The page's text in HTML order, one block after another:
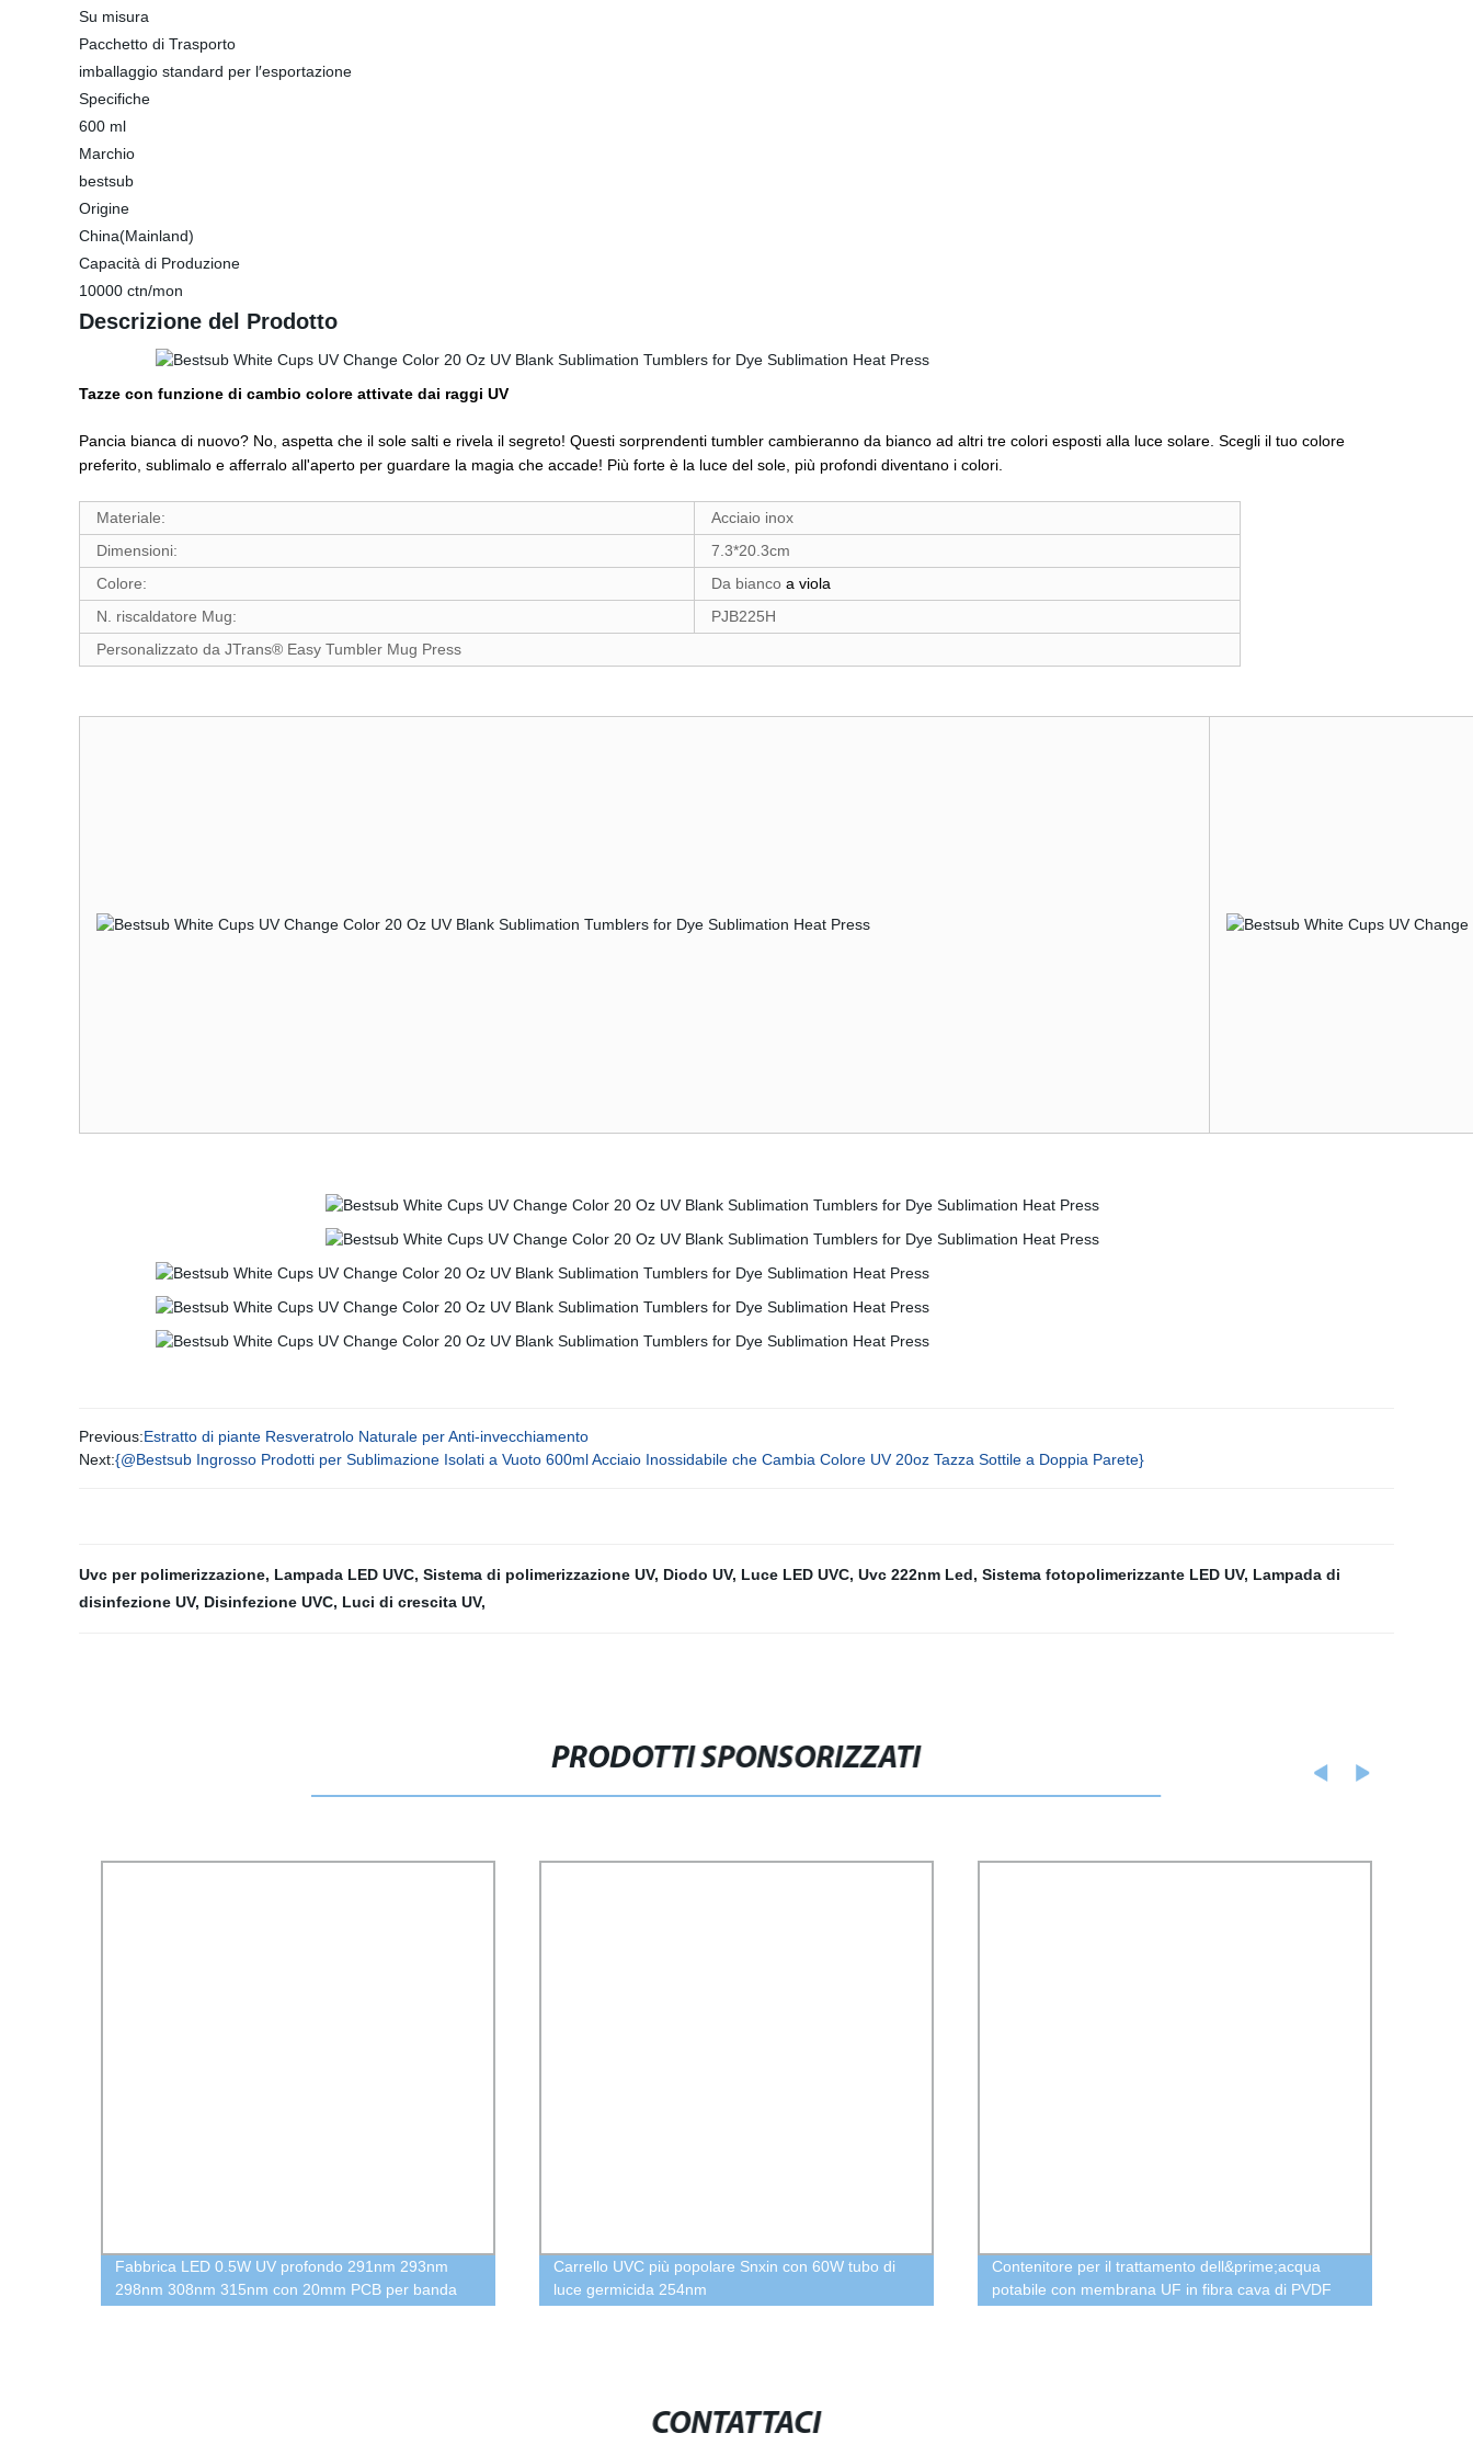
Su misura
Pacchetto di Trasporto
imballaggio standard per l′esportazione
Specifiche
600 ml
Marchio
bestsub
Origine
China(Mainland)
Capacità di Produzione
10000 ctn/mon
Descrizione del Prodotto
Tazze con funzione di cambio colore attivate dai raggi UV
Pancia bianca di nuovo? No, aspetta che il sole salti e rivela il segreto! Questi sorprendenti tumbler cambieranno da bianco ad altri tre colori esposti alla luce solare. Scegli il tuo colore
preferito, sublimalo e afferralo all'aperto per guardare la magia che accade! Più forte è la luce del sole, più profondi diventano i colori.
Materiale:
Acciaio inox
Dimensioni:
7.3*20.3cm
Colore:
Da bianco a viola
N. riscaldatore Mug:
PJB225H
Personalizzato da JTrans® Easy Tumbler Mug Press
Previous:Estratto di piante Resveratrolo Naturale per Anti-invecchiamento
Next:{@Bestsub Ingrosso Prodotti per Sublimazione Isolati a Vuoto 600ml Acciaio Inossidabile che Cambia Colore UV 20oz Tazza Sottile a Doppia Parete}
Uvc per polimerizzazione, Lampada LED UVC, Sistema di polimerizzazione UV, Diodo UV, Luce LED UVC, Uvc 222nm Led, Sistema fotopolimerizzante LED UV, Lampada di
disinfezione UV, Disinfezione UVC, Luci di crescita UV,
PRODOTTI SPONSORIZZATI
Fabbrica LED 0.5W UV profondo 291nm 293nm
298nm 308nm 315nm con 20mm PCB per banda
Carrello UVC più popolare Snxin con 60W tubo di
luce germicida 254nm
Contenitore per il trattamento dell&prime;acqua
potabile con membrana UF in fibra cava di PVDF
CONTATTACI